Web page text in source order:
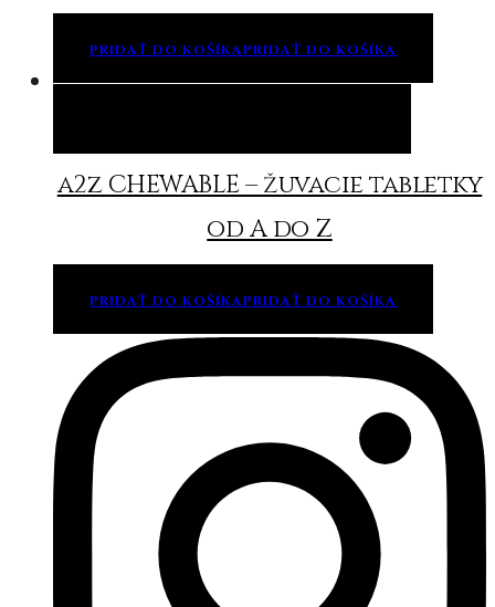
PRIDAŤ DO KOŠÍKAPRIDAŤ DO KOŠÍKA
a2z CHEWABLE – žuvacie tabletky
od A do Z
PRIDAŤ DO KOŠÍKAPRIDAŤ DO KOŠÍKA